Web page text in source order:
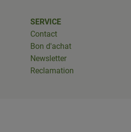
SERVICE
Contact
Bon d'achat
Newsletter
Reclamation